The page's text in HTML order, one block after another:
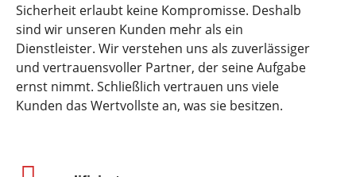
Sicherheit erlaubt keine Kompromisse. Deshalb
sind wir unseren Kunden mehr als ein
Dienstleister. Wir verstehen uns als zuverlässiger
und vertrauensvoller Partner, der seine Aufgabe
ernst nimmt. Schließlich vertrauen uns viele
Kunden das Wertvollste an, was sie besitzen.